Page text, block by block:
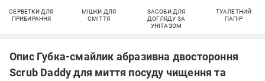
СЕРВЕТКИ ДЛЯ
ПРИБИРАННЯ
МІШКИ ДЛЯ
СМІТТЯ
ЗАСОБИ ДЛЯ
ДОГЛЯДУ ЗА
УНІТАЗОМ
ТУАЛЕТНИЙ
ПАПІР
Опис Губка-смайлик абразивна двостороння
Scrub Daddy для миття посуду чищення та